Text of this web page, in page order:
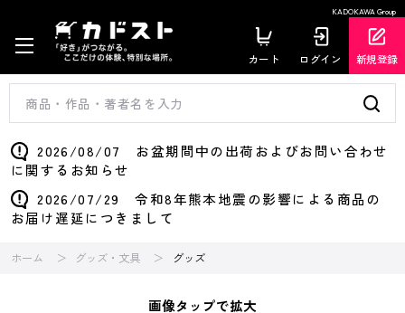
KADOKAWA Group
カート ログイン 新規登録
2026/08/07 お盆期間中の出荷およびお問い合わせ
に関するお知らせ
2026/07/29 令和8年熊本地震の影響による商品の
お届け遅延につきまして
ホーム グッズ・文具 グッズ
画像タップで拡大